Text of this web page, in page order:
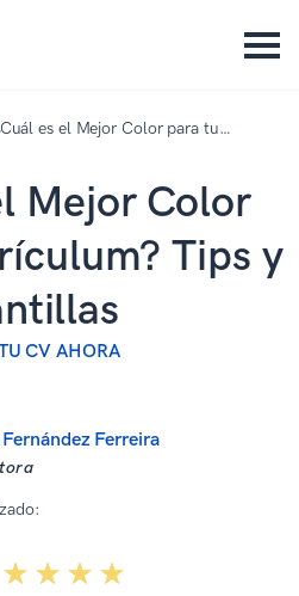
es el Mejor Color para tu
Mejor Color
Tips y
CV AHORA
Ferreira